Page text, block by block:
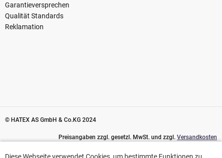
Garantieversprechen
Qualität Standards
Reklamation
© HATEX AS GmbH & Co.KG 2024
Preisangaben zzgl. gesetzl. MwSt. und zzgl. Versandkosten
Diese Webseite verwendet Cookies, um bestimmte Funktionen zu